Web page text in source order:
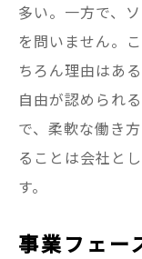
多い。一方で、
を問いません。
ちろん理由はあ
自由が認められ
で、柔軟な働き
ることは会社と
す。
事業フェー